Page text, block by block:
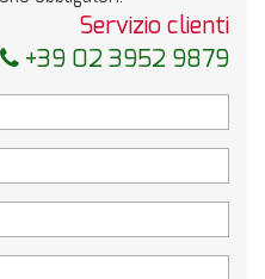
Servizio clienti
+39 02 3952 9879